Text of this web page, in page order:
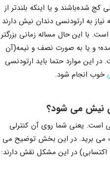
شده‌باشند و یا اینکه بلندتر از
نیاز به ارتودنسی دندان نیش دارند
با این حال مساله زمانی بزرگتر
و یا به صورت نصف و نیمه(آن
این موارد حتما باید ارتودنسی
خوب انجام شود.
نیش می شود؟
است. یعنی شما روی آن کنترلی
می برید. در این بخش توضیح می
اکتسابی) در این مشکل نقش دارند: